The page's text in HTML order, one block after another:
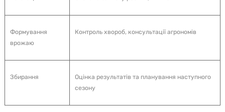
Формування
врожаю
Контроль хвороб, консультації агрономів
Збирання
Оцінка результатів та планування наступного
сезону